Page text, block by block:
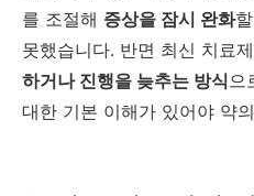
를 조절해 증상을 잠시 완화
못했습니다. 반면 최신 치료
하거나 진행을 늦추는 방식으
대한 기본 이해가 있어야 약